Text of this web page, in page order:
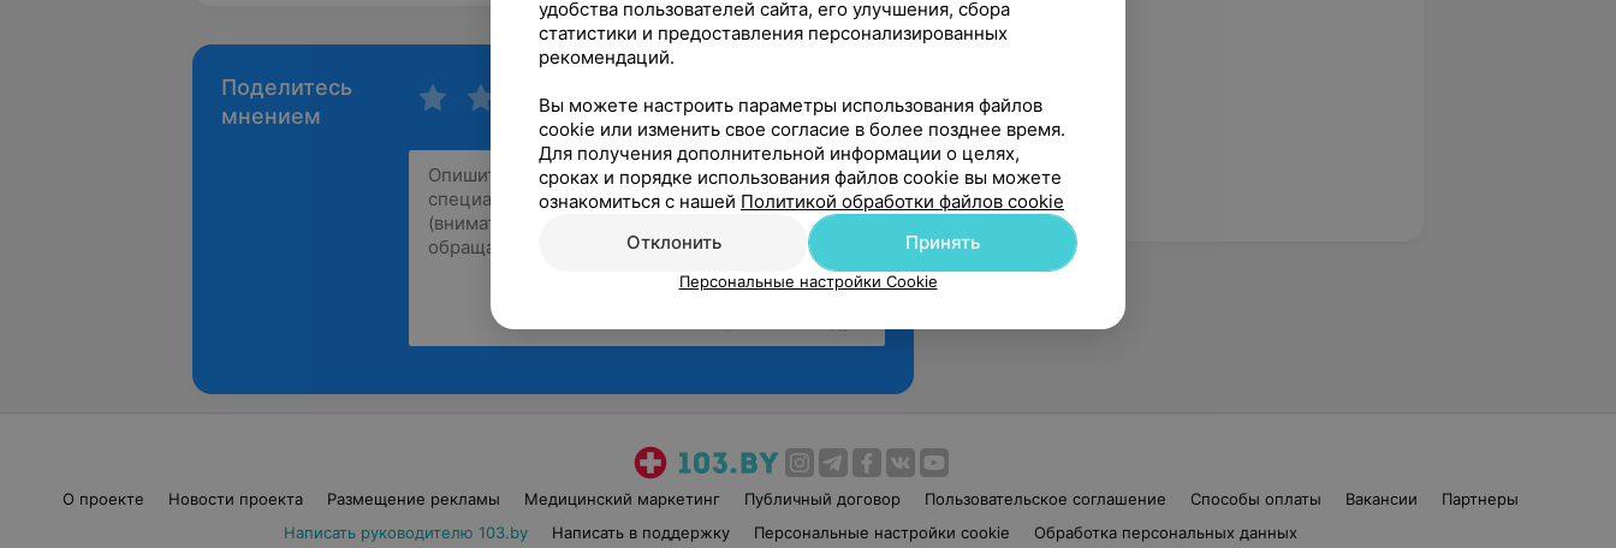
Поделитесь
мнением
О проекте Новости проекта Размещение рекламы Медицинский маркетинг Публичный договор Пользовательское соглашение Способы оплаты Вакансии
Партнеры
Написать руководителю 103.by
Написать в поддержку Персональные настройки cookie Обработка персональных данных
удобства пользователей сайта, его улучшения, сбора
статистики и предоставления персонализированных
рекомендаций.
Вы можете настроить параметры использования файлов
cookie или изменить свое согласие в более позднее время.
Для получения дополнительной информации о целях,
сроках и порядке использования файлов cookie вы можете
ознакомиться с нашей Политикой обработки файлов cookie
Отклонить
Принять
Персональные настройки Cookie